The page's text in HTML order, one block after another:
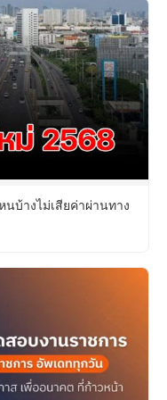
บ้างไม่เสียค่าผ่านทาง